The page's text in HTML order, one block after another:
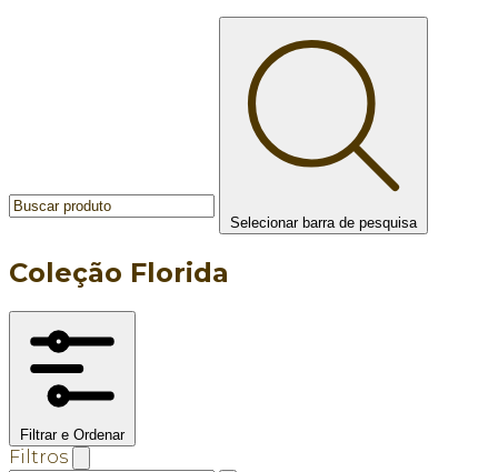
Selecionar barra de pesquisa
Coleção Florida
Filtrar e Ordenar
Filtros